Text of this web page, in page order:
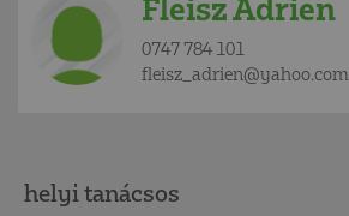
Fleisz Adrien
0747 784 101
fleisz_adrien@yahoo.com
helyi tanácsos